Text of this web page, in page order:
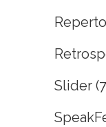
Slider